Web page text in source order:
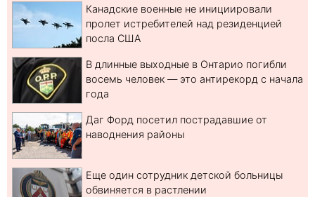
Канадские военные не инициировали
пролет истребителей над резиденцией
посла США
В длинные выходные в Онтарио погибли
восемь человек — это антирекорд с начала
года
Даг Форд посетил пострадавшие от
наводнения районы
Еще один сотрудник детской больницы
обвиняется в растлении